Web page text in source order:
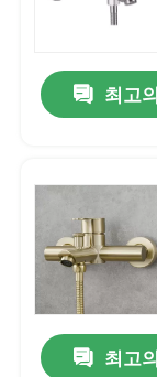
최고
최고